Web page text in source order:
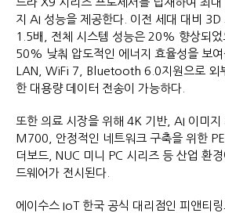
지 AI 성능을 제공한다. 이전 세대 대비 3D
1.5배, 전체 시스템 성능은 20% 향상되었
50% 낮춰 압도적인 에너지 효율성을 보
LAN, WiFi 7, Bluetooth 6.0지원으로 외
한 대용량 데이터 전송이 가능하다.
또한 의료 시장을 위해 4K 기반, AI 이미
M700, 안정적인 네트워크 구축을 위한
더보드, NUC 미니 PC 시리즈 등 산업 환
드웨어가 전시된다.
에이수스 IoT 한국 공식 대리점인 피앤티